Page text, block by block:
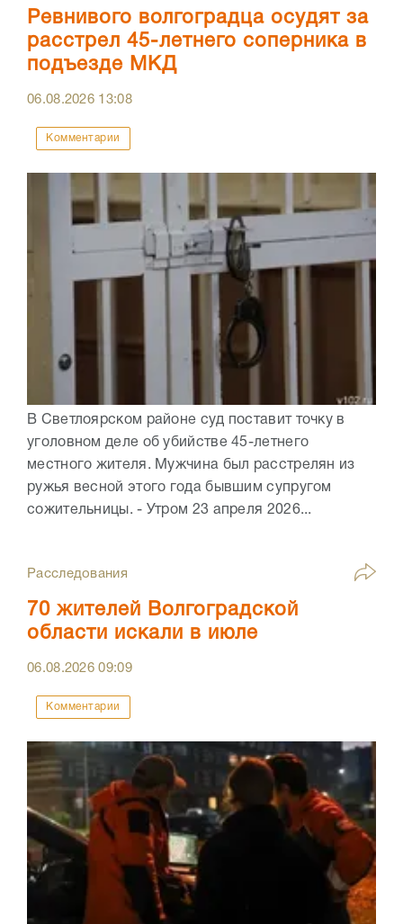
Ревнивого волгоградца осудят за
расстрел 45-летнего соперника в
подъезде МКД
06.08.2026 13:08
Комментарии
В Светлоярском районе суд поставит точку в
уголовном деле об убийстве 45-летнего
местного жителя. Мужчина был расстрелян из
ружья весной этого года бывшим супругом
сожительницы. - Утром 23 апреля 2026...
Расследования
70 жителей Волгоградской
области искали в июле
06.08.202609:09
Комментарии